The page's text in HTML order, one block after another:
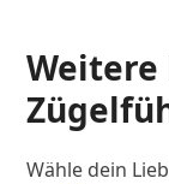
Weitere
Wähle dein